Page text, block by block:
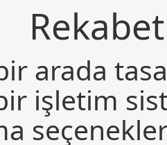
arada
işletim